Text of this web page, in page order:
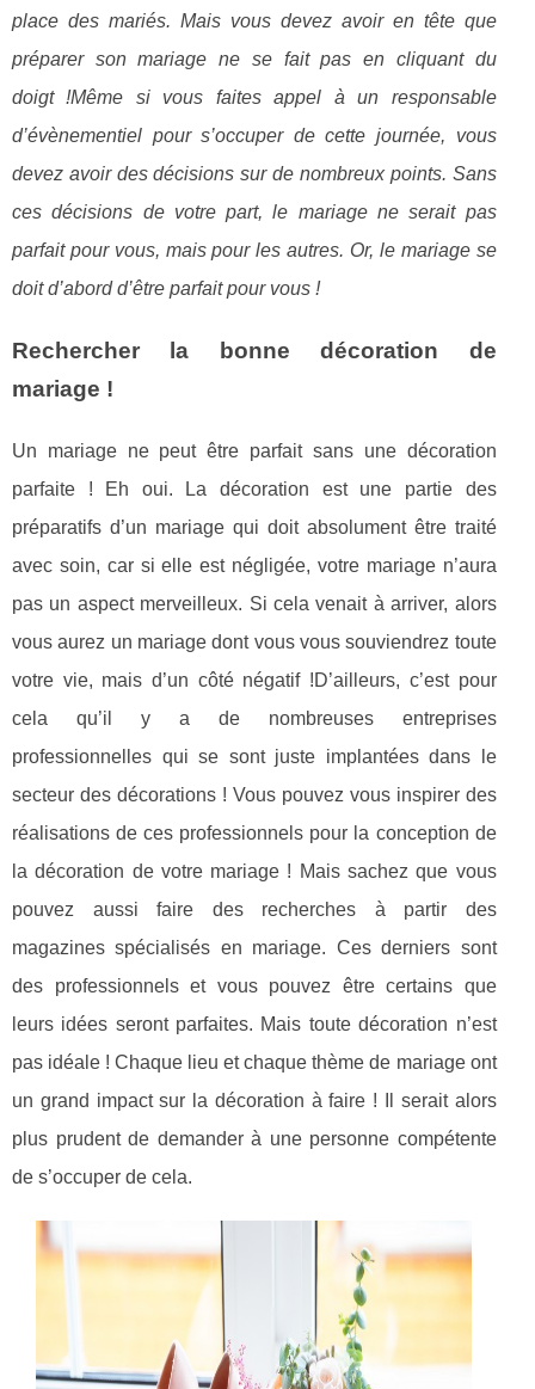
place des mariés. Mais vous devez avoir en tête que
préparer son mariage ne se fait pas en cliquant du
doigt !Même si vous faites appel à un responsable
d’évènementiel pour s’occuper de cette journée, vous
devez avoir des décisions sur de nombreux points. Sans
ces décisions de votre part, le mariage ne serait pas
parfait pour vous, mais pour les autres. Or, le mariage se
doit d’abord d’être parfait pour vous !
Rechercher la bonne décoration de
mariage !
Un mariage ne peut être parfait sans une décoration
parfaite ! Eh oui. La décoration est une partie des
préparatifs d’un mariage qui doit absolument être traité
avec soin, car si elle est négligée, votre mariage n’aura
pas un aspect merveilleux. Si cela venait à arriver, alors
vous aurez un mariage dont vous vous souviendrez toute
votre vie, mais d’un côté négatif !D’ailleurs, c’est pour
cela qu’il y a de nombreuses entreprises
professionnelles qui se sont juste implantées dans le
secteur des décorations ! Vous pouvez vous inspirer des
réalisations de ces professionnels pour la conception de
la décoration de votre mariage ! Mais sachez que vous
pouvez aussi faire des recherches à partir des
magazines spécialisés en mariage. Ces derniers sont
des professionnels et vous pouvez être certains que
leurs idées seront parfaites. Mais toute décoration n’est
pas idéale ! Chaque lieu et chaque thème de mariage ont
un grand impact sur la décoration à faire ! Il serait alors
plus prudent de demander à une personne compétente
de s’occuper de cela.